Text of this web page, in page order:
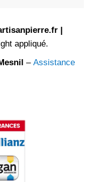
|
appliqué.
– Assistance